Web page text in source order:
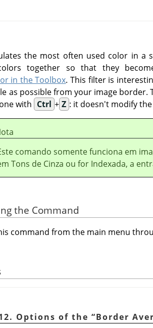
the most often used color in a
together so that they
in the Toolbox. This filter is
as possible from your image
with Ctrl + Z : it doesn't modify
comando somente funciona em
Tons de Cinza ou for Indexada, a
the Command
command from the main menu
Options of the “Border